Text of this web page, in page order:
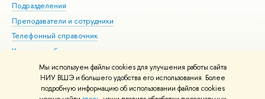
Мы используем файлы cookies для улучшения работы сайта
НИУ ВШЭ и большего удобства его использования. Более
подробную информацию об использовании файлов cookies
Подразделения
Преподаватели и сотрудники
Телефонный справочник
Корпуса и общежития
ВШЭ для студентов с ограниченными возможностями
здоровья и инвалидностью
Единая платежная страница